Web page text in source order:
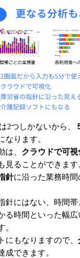
2つしかないから、
なります。
は、 クラウドで可視
見ることができます
針に沿った業務時
針にはない、時間
る時間といった幅広
。
にもなりますので、
成できます。